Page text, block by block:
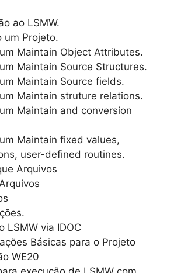
ao LSMW.
um Projeto.
Maintain Object Attributes.
Maintain Source Structures.
Maintain Source fields.
Maintain struture relations.
Maintain and conversion
Maintain fixed values,
user-defined routines.
Arquivos
LSMW via IDOC
Básicas para o Projeto
WE20